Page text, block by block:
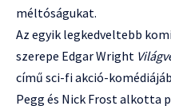
méltóságukat.
Az egyik legkedveltebb
szerepe Edgar Wright
című sci-fi akció-
Pegg és Nick Frost alkotta